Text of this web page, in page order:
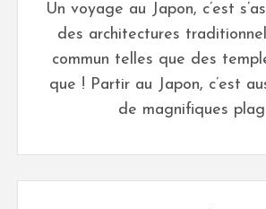
Un voyage au Japon, c’est
des architectures
commun telles que des
que ! Partir au Japon, c’est
de magnifiques